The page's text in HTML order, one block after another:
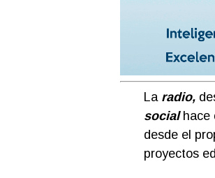
La radio,
socialhace
desde el
proyectos